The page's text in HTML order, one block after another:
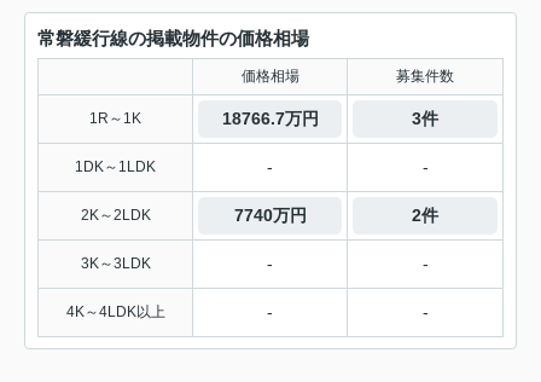
常磐緩行線の掲載物件の価格相場
価格相場 募集件数
1R～1K 18766.7万円 3件
1DK～1LDK - -
2K～2LDK 7740万円 2件
3K～3LDK - -
4K～4LDK以上 - -